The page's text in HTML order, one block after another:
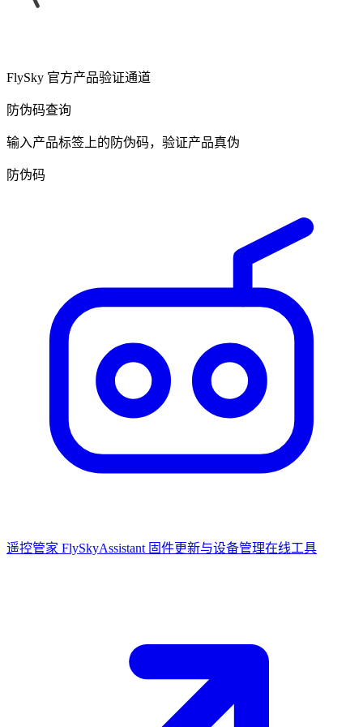
FlySky 官方产品验证通道
防伪码查询
输入产品标签上的防伪码，验证产品真伪
防伪码
遥控管家 FlySkyAssistant 固件更新与设备管理在线工具